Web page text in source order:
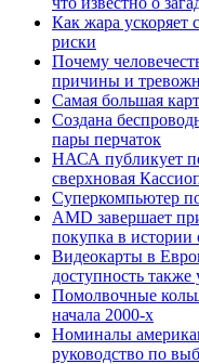
Как жара ускоряет
риски
Почему
причины и
Самая большая
Создана
пары перчаток
НАСА публикует
сверхновая
Суперкомпьютер
AMD завершает
покупка в истории
Видеокарты в
доступность также
Помолвочные
начала 2000-х
Номиналы
руководство по